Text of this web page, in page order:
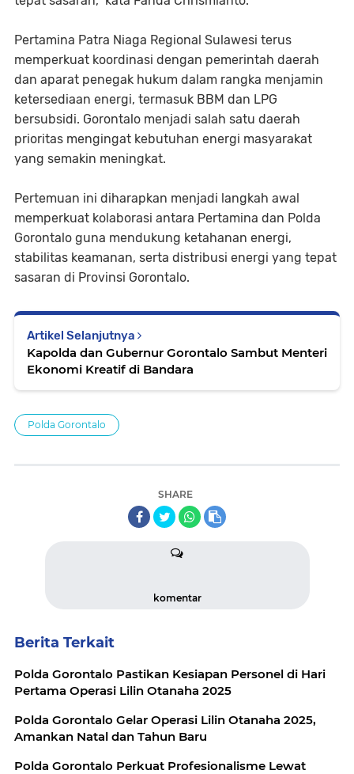
Pertamina Patra Niaga Regional Sulawesi terus
memperkuat koordinasi dengan pemerintah daerah
dan aparat penegak hukum dalam rangka menjamin
ketersediaan energi, termasuk BBM dan LPG
bersubsidi. Gorontalo menjadi salah satu daerah
prioritas mengingat kebutuhan energi masyarakat
yang semakin meningkat.
Pertemuan ini diharapkan menjadi langkah awal
memperkuat kolaborasi antara Pertamina dan Polda
Gorontalo guna mendukung ketahanan energi,
stabilitas keamanan, serta distribusi energi yang tepat
sasaran di Provinsi Gorontalo.
Artikel Selanjutnya
Kapolda dan Gubernur Gorontalo Sambut Menteri
Ekonomi Kreatif di Bandara
Polda Gorontalo
SHARE
komentar
Berita Terkait
Polda Gorontalo Pastikan Kesiapan Personel di Hari
Pertama Operasi Lilin Otanaha 2025
Polda Gorontalo Gelar Operasi Lilin Otanaha 2025,
Amankan Natal dan Tahun Baru
Polda Gorontalo Perkuat Profesionalisme Lewat